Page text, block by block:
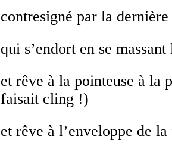
contresigné par la dernière
qui s’endort en se massant
et rêve à la pointeuse à la
faisait cling !)
et rêve à l’enveloppe de